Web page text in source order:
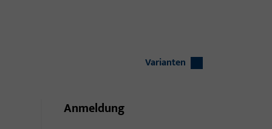
Varianten
Anmeldung